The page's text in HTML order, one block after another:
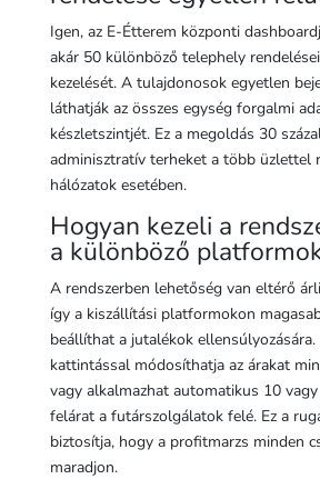
Igen, az E-Étterem központi
akár 50 különböző telephely
kezelését. A tulajdonosok egyetlen
láthatják az összes egység forgalmi
készletszintjét. Ez a megoldás 30
adminisztratív terheket a több üzlettel
hálózatok esetében.
Hogyan kezeli a
a különböző
A rendszerben lehetőség van eltérő
így a kiszállítási platformokon
beállíthat a jutalékok ellensúlyozására.
kattintással módosíthatja az árakat
vagy alkalmazhat automatikus 10
felárat a futárszolgálatok felé. Ez a
biztosítja, hogy a profitmarzs minden
maradjon.